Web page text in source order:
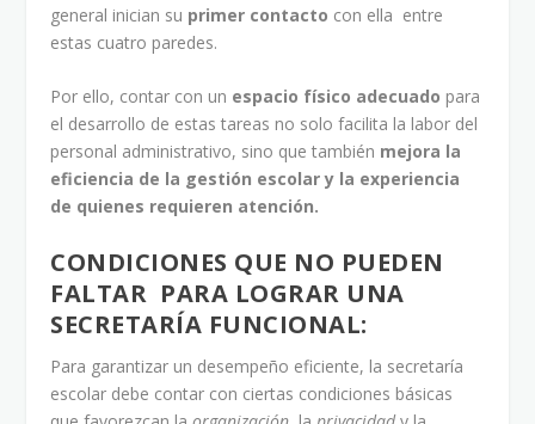
general inician su primer contacto con ella entre
estas cuatro paredes.
Por ello, contar con un espacio físico adecuado para
el desarrollo de estas tareas no solo facilita la labor del
personal administrativo, sino que también mejora la
eficiencia de la gestión escolar y la experiencia
de quienes requieren atención.
CONDICIONES QUE NO PUEDEN
FALTAR PARA LOGRAR UNA
SECRETARÍA FUNCIONAL:
Para garantizar un desempeño eficiente, la secretaría
escolar debe contar con ciertas condiciones básicas